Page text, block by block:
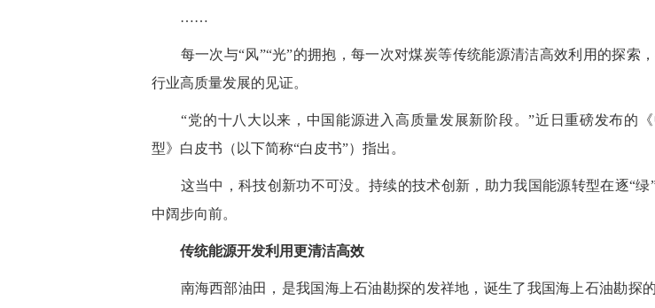
……
每一次与“风”“光”的拥抱，每一次对煤炭等传统能源清洁高效利用的探索
行业高质量发展的见证。
“党的十八大以来，中国能源进入高质量发展新阶段。”近日重磅发布的《
型》白皮书（以下简称“白皮书”）指出。
这当中，科技创新功不可没。持续的技术创新，助力我国能源转型在逐“绿”
中阔步向前。
传统能源开发利用更清洁高效
南海西部油田，是我国海上石油勘探的发祥地，诞生了我国海上石油勘探的